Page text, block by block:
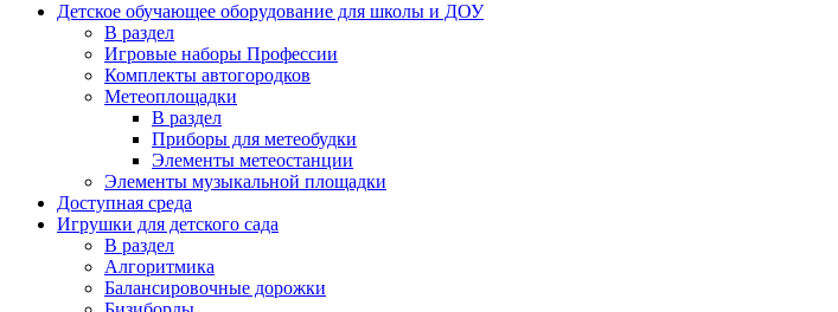
Детское обучающее оборудование для школы и ДОУ
В раздел
Игровые наборы Профессии
Комплекты автогородков
Метеоплощадки
В раздел
Приборы для метеобудки
Элементы метеостанции
Элементы музыкальной площадки
Доступная среда
Игрушки для детского сада
В раздел
Алгоритмика
Балансировочные дорожки